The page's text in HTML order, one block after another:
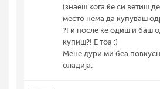
(знаеш кога ќе си ветиш
место нема да купуваш
?! и после ќе одиш и баш
купиш?! Е тоа :)
Мене дури ми беа
оладија.